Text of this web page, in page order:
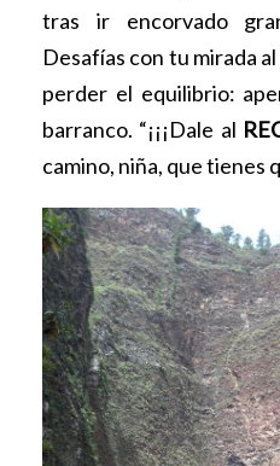
tras ir encorvado
Desafías con tu mirada
perder el equilibrio:
barranco. “¡¡¡Dale al
camino, niña, que tienes